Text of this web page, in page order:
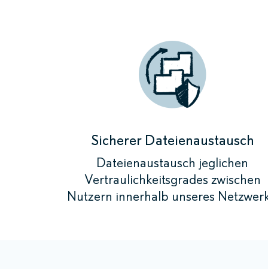
Sicherer Dateienaustausch
Dateienaustausch jeglichen
Vertraulichkeitsgrades zwischen
Nutzern innerhalb unseres